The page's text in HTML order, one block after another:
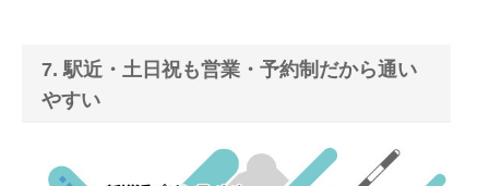
7. 駅近・土日祝も営業・予約制だから通い
やすい